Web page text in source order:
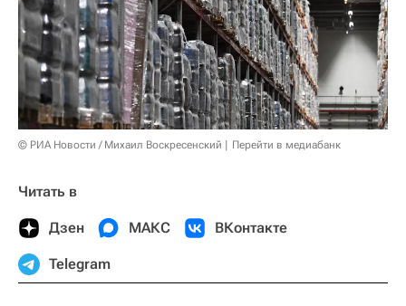
© РИА Новости / Михаил Воскресенский Перейти в медиабанк
Читать в
Дзен МАКС ВКонтакте
Telegram